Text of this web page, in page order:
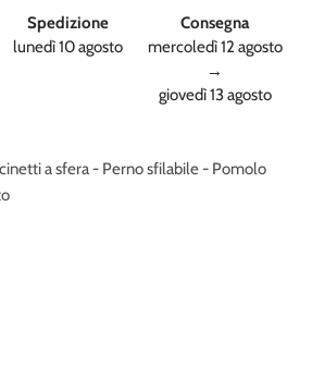
Spedizione
lunedì 10 agosto
Consegna
mercoledì 12 agosto
→
giovedì 13 agosto
a sfera - Perno sfilabile - Pomolo